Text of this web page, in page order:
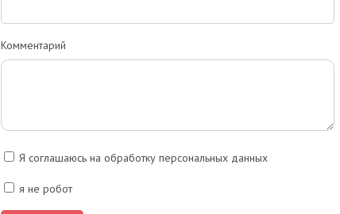
Комментарий
Я соглашаюсь на обработку персональных данных
я не робот